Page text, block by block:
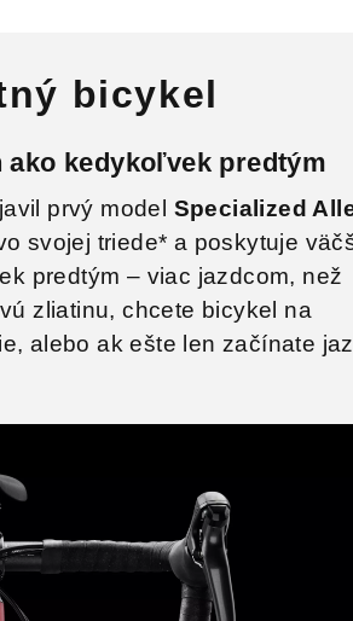
bicykel
kedykoľvek predtým
prvý model Specialized
svojej triede* a poskytuje
predtým – viac jazdcom, než
zliatinu, chcete bicykel na
alebo ak ešte len začínate